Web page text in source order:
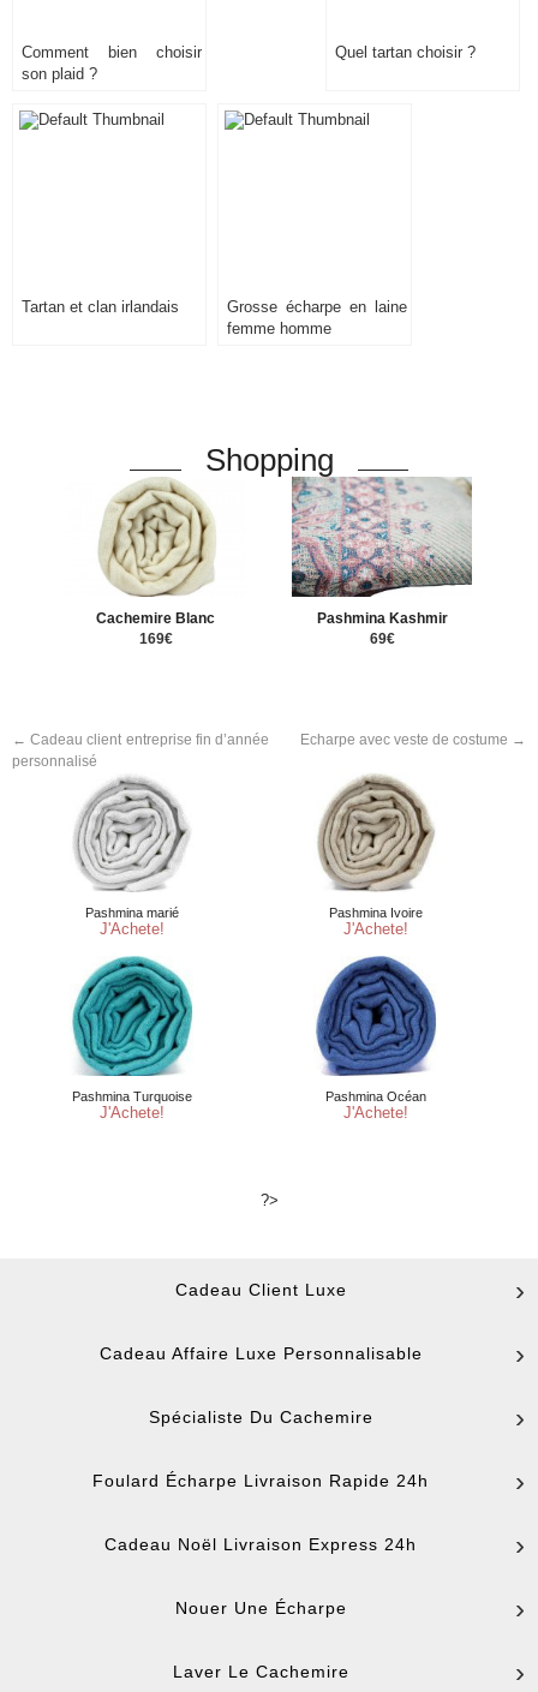
Comment bien choisir
son plaid ?
Quel tartan choisir ?
Tartan et clan irlandais
Grosse écharpe en laine
femme homme
Shopping
Cachemire Blanc
169€
Pashmina Kashmir
69€
← Cadeau client entreprise fin d’année
personnalisé
Echarpe avec veste de costume →
?>
Cadeau Client Luxe
Cadeau Affaire Luxe Personnalisable
Spécialiste Du Cachemire
Foulard Écharpe Livraison Rapide 24h
Cadeau Noël Livraison Express 24h
Nouer Une Écharpe
Laver Le Cachemire